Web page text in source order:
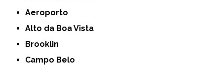
Aeroporto
Alto da Boa Vista
Brooklin
Campo Belo